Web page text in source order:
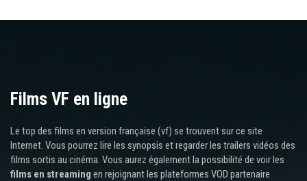
Films VF en ligne
Le top des films en version française (vf) se trouvent sur ce site
Internet. Vous pourrez lire les synopsis et regarder les trailers vidéos des
films sortis au cinéma. Vous aurez également la possibilité de voir les
films en streaming en rejoignant les plateformes VOD partenaire